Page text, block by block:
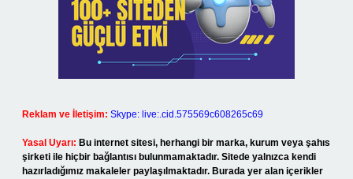
Reklam ve İletişim: Skype: live:.cid.575569c608265c69
Yasal Uyarı: Bu internet sitesi, herhangi bir marka, kurum veya şahıs
şirketi ile hiçbir bağlantısı bulunmamaktadır. Sitede yalnızca kendi
hazırladığımız makaleler paylaşılmaktadır. Burada yer alan içerikler